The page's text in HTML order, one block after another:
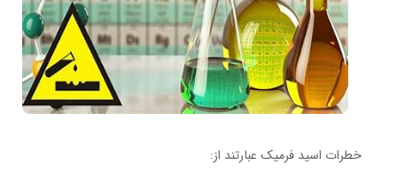
خطرات اسید فرمیک عبارتند از: